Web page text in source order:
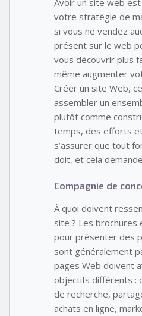
votre stratégie de
si vous ne vendez
présent sur le web
vous découvrir plus
même augmenter
Créer un site Web,
assembler un
plutôt comme
temps, des efforts
s’assurer que tout
doit, et cela
Compagnie de
À quoi doivent
site ? Les brochures
pour présenter des
sont généralement
pages Web doivent
objectifs différents :
de recherche,
achats en ligne,